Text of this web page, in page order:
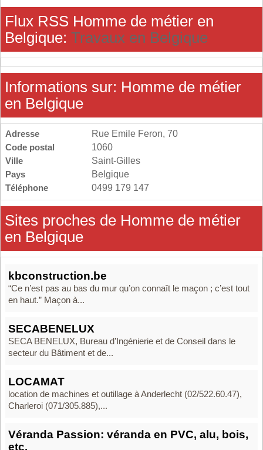
Flux RSS Homme de métier en
Belgique: Travaux en Belgique
Informations sur: Homme de métier
en Belgique
Adresse
Rue Emile Feron, 70
Code postal
1060
Ville
Saint-Gilles
Pays
Belgique
Téléphone
0499 179 147
Sites proches de Homme de métier
en Belgique
kbconstruction.be
“Ce n’est pas au bas du mur qu’on connaît le maçon ; c’est tout
en haut.” Maçon à...
SECABENELUX
SECA BENELUX, Bureau d’Ingénierie et de Conseil dans le
secteur du Bâtiment et de...
LOCAMAT
location de machines et outillage à Anderlecht (02/522.60.47),
Charleroi (071/305.885),...
Véranda Passion: véranda en PVC, alu, bois,
etc.